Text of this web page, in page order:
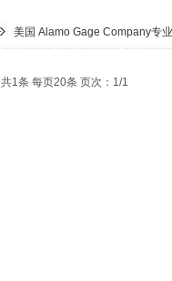
美国 Alamo Gage Company专
共1条 每页20条 页次：1/1